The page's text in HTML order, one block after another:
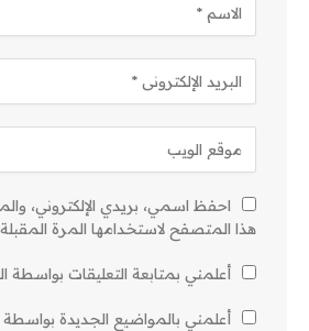
احفظ اسمي، بريدي الإلكتروني،
هذا المتصفح لاستخدامها المرة
أعلمني بمتابعة التعليقات بواسطة
أعلمني بالمواضيع الجديدة بواسطة